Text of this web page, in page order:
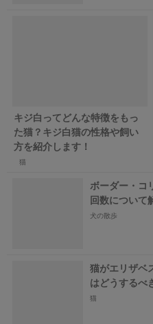
キジ白ってどんな特徴をもっ
た猫？キジ白猫の性格や飼い
方を紹介します！
猫
ボーダー・コ
回数について
犬の散歩
猫がエリザベ
はどうするべ
猫